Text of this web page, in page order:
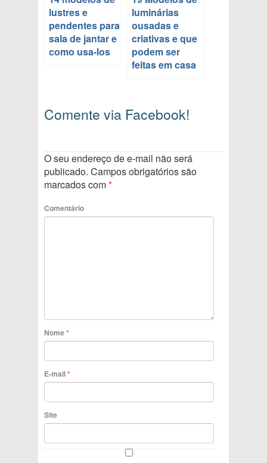
lustres e
pendentes para
sala de jantar e
como usa-los
luminárias
ousadas e
criativas e que
podem ser
feitas em casa
Comente via Facebook!
O seu endereço de e-mail não será
publicado. Campos obrigatórios são
marcados com*
Comentário
Nome*
E-mail*
Site